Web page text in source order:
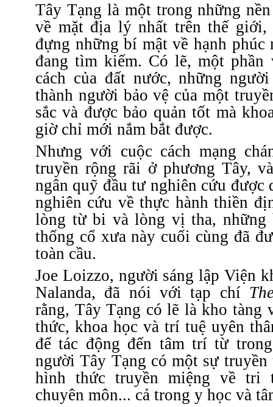
Tây Tạng là một trong những
về mặt địa lý nhất trên thế giới,
đựng những bí mật về hạnh phúc
đang tìm kiếm. Có lẽ, một
cách của đất nước, những
thành người bảo vệ của một
sắc và được bảo quản tốt mà
giờ chỉ mới nắm bắt được.
Nhưng với cuộc cách mạng
truyền rộng rãi ở phương Tây,
ngân quỹ đầu tư nghiên cứu được
nghiên cứu về thực hành thiền
lòng từ bi và lòng vị tha, những
thống cổ xưa này cuối cùng đã
toàn cầu.
Joe Loizzo, người sáng lập Viện
Nalanda, đã nói với tạp chí
rằng, Tây Tạng có lẽ là kho tàng
thức, khoa học và trí tuệ uyên
để tác động đến tâm trí từ
người Tây Tạng có một sự
hình thức truyền miệng về tri
chuyên môn... cả trong y học và